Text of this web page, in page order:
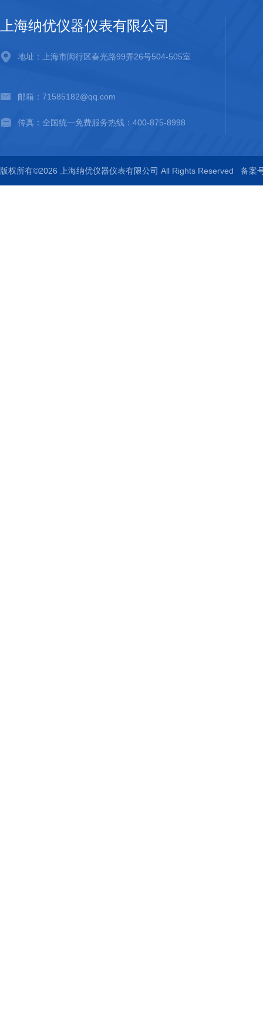
上海纳优仪器仪表有限公司
地址：上海市闵行区春光路99弄26号504-505室
邮箱：71585182@qq.com
传真：全国统一免费服务热线：400-875-8998
版权所有©2026 上海纳优仪器仪表有限公司 All Rights Reserved 备案